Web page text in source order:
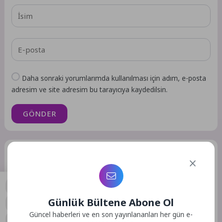
Daha sonraki yorumlarımda kullanılması için adım, e-posta
adresim ve site adresim bu tarayıcıya kaydedilsin.
GÖNDER
Gündem Gündem
Günlük Bültene Abone Ol
Güncel haberleri ve en son yayınlananları her gün e-